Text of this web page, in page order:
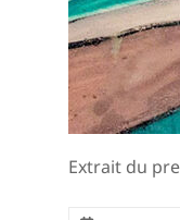
Extrait du